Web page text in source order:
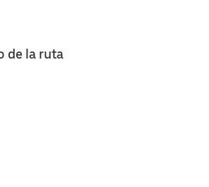
de la ruta